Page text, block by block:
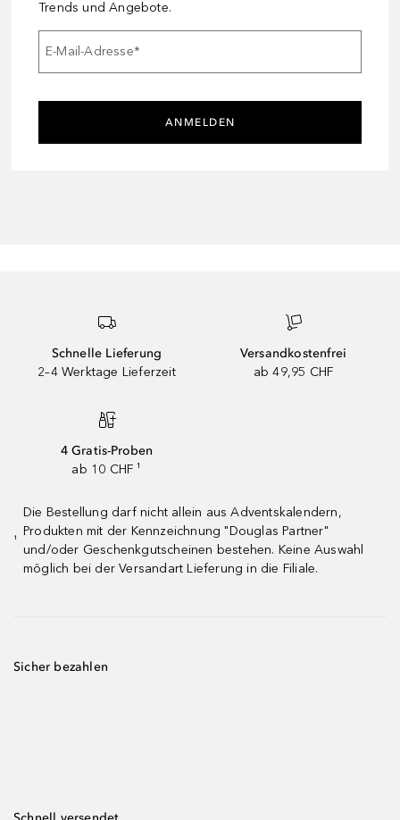
Trends und Angebote.
E-Mail-Adresse*
ANMELDEN
Schnelle Lieferung
2–4 Werktage Lieferzeit
Versandkostenfrei
ab 49,95 CHF
4 Gratis-Proben
ab 10 CHF ¹
¹
Die Bestellung darf nicht allein aus Adventskalendern,
Produkten mit der Kennzeichnung "Douglas Partner"
und/oder Geschenkgutscheinen bestehen. Keine Auswahl
möglich bei der Versandart Lieferung in die Filiale.
Sicher bezahlen